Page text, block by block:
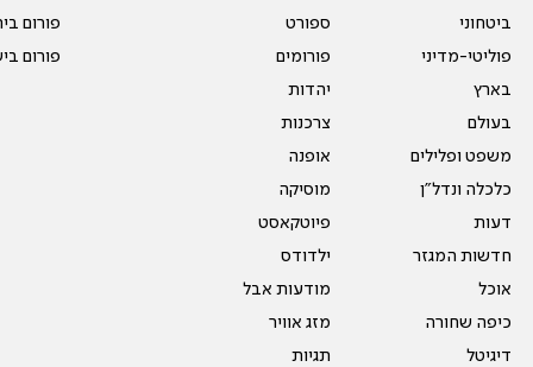
ביטחוני
פוליטי-מדיני
בארץ
בעולם
משפט ופלילים
כלכלה ונדל"ן
דעות
חדשות המגזר
אוכל
כיפה שחורה
דיגיטל
ספורט
פורומים
יהדות
צרכנות
אופנה
מוסיקה
פיוטקאסט
ילדודס
מודעות אבל
מזג אוויר
תגיות
פורום
פורום